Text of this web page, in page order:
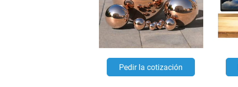
Pedir la cotización